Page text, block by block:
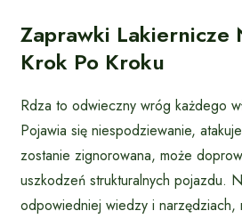
Zaprawki Lakiernicze
Krok Po Kroku
Rdza to odwieczny wróg każdego
Pojawia się niespodziewanie,
zostanie zignorowana, może
uszkodzeń strukturalnych pojazdu.
odpowiedniej wiedzy i narzędziach,